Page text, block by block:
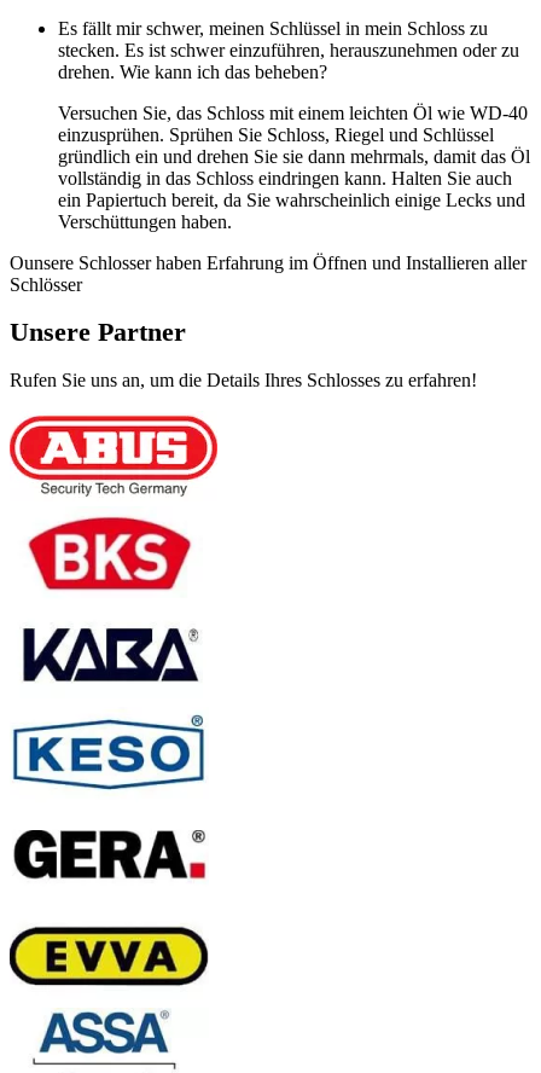
Es fällt mir schwer, meinen Schlüssel in mein Schloss zu
stecken. Es ist schwer einzuführen, herauszunehmen oder zu
drehen. Wie kann ich das beheben?
Versuchen Sie, das Schloss mit einem leichten Öl wie WD-40
einzusprühen. Sprühen Sie Schloss, Riegel und Schlüssel
gründlich ein und drehen Sie sie dann mehrmals, damit das Öl
vollständig in das Schloss eindringen kann. Halten Sie auch
ein Papiertuch bereit, da Sie wahrscheinlich einige Lecks und
Verschüttungen haben.
Ounsere Schlosser haben Erfahrung im Öffnen und Installieren aller
Schlösser
Unsere Partner
Rufen Sie uns an, um die Details Ihres Schlosses zu erfahren!